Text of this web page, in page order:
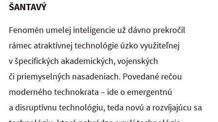
ŠANTAVÝ
Fenomén umelej inteligencie už dávno prekročil
rámec atraktívnej technológie úzko využiteľnej
v špecifických akademických, vojenských
či priemyselných nasadeniach. Povedané rečou
moderného technokrata – ide o emergentnú
a disruptívnu technológiu, teda novú a rozvíjajúcu sa